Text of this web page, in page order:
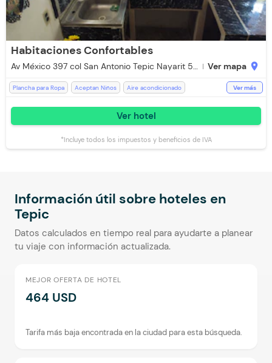
Habitaciones Confortables
Av México 397 col San Antonio Tepic Nayarit 56149Ver mapa location_on
Plancha para Ropa Aceptan Niños
Aire acondicionado
Toallas
Ver más
Ver hotel
*Incluye todos los impuestos y beneficios de IVA
Información útil sobre hoteles en
Tepic
Datos calculados en tiempo real para ayudarte a planear
tu viaje con información actualizada.
MEJOR OFERTA DE HOTEL
464 USD
Tarifa más baja encontrada en la ciudad para esta búsqueda.